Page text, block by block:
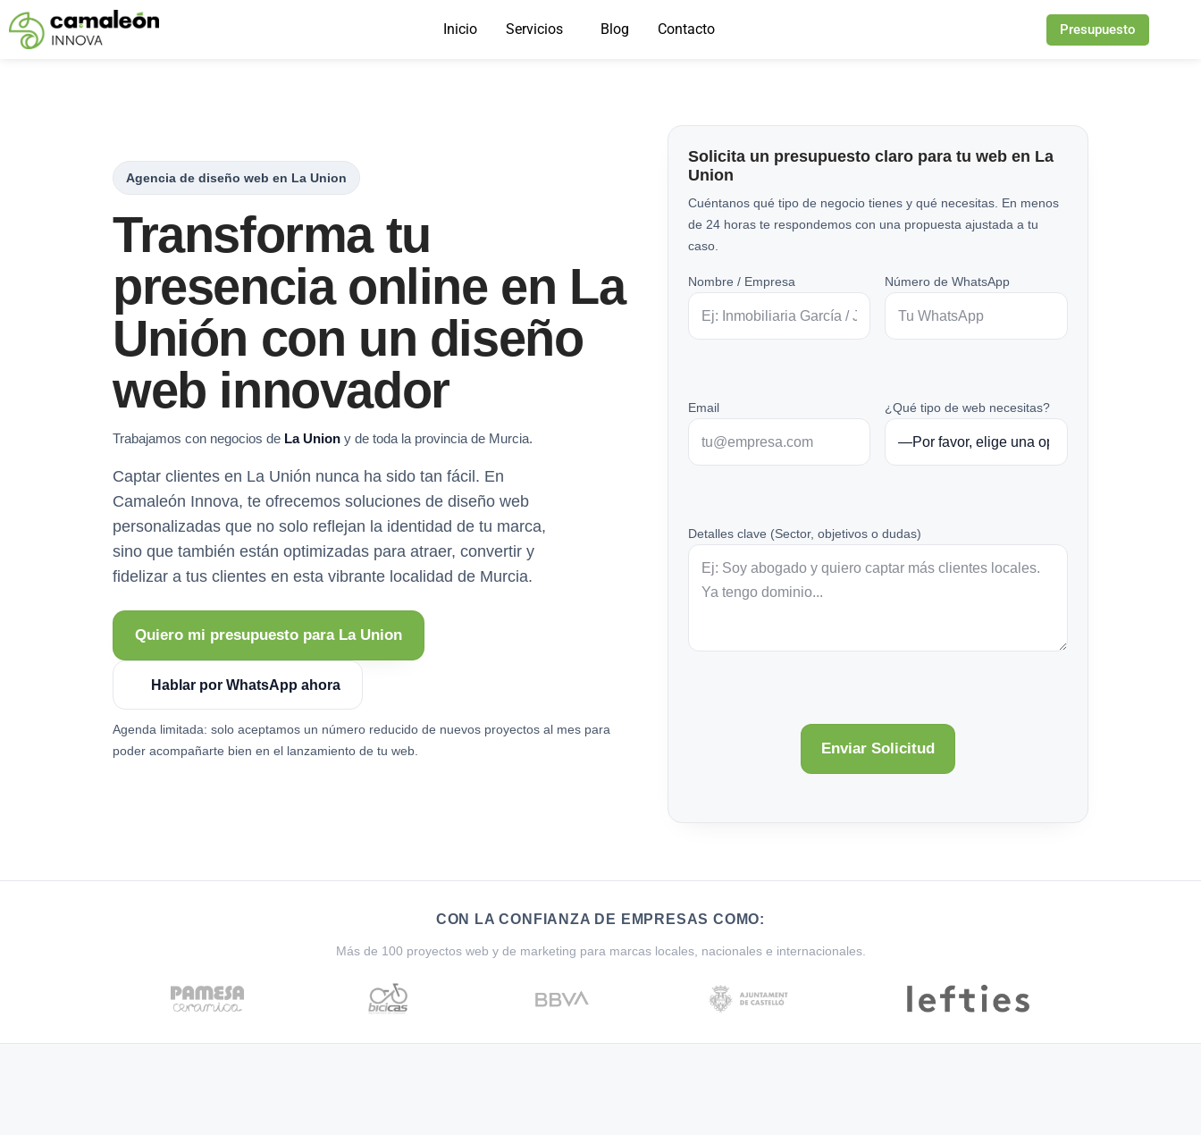
Saltar
Inicio Servicios Blog Contacto Presupuesto
Agencia de diseño web en La Union
Transforma tu
presencia online en La
Unión con un diseño
web innovador
Trabajamos con negocios de La Union y de toda la provincia de Murcia.
Captar clientes en La Unión nunca ha sido tan fácil. En
Camaleón Innova, te ofrecemos soluciones de diseño web
personalizadas que no solo reflejan la identidad de tu marca,
sino que también están optimizadas para atraer, convertir y
fidelizar a tus clientes en esta vibrante localidad de Murcia.
Quiero mi presupuesto para La Union
Hablar por WhatsApp ahora
Agenda limitada: solo aceptamos un número reducido de nuevos proyectos al mes para
poder acompañarte bien en el lanzamiento de tu web.
Solicita un presupuesto claro para tu web en La
Union
Cuéntanos qué tipo de negocio tienes y qué necesitas. En menos
de 24 horas te respondemos con una propuesta ajustada a tu
caso.
Nombre / Empresa Número de WhatsApp
Email ¿Qué tipo de web necesitas?
Detalles clave (Sector, objetivos o dudas)
CON LA CONFIANZA DE EMPRESAS COMO:
Más de 100 proyectos web y de marketing para marcas locales, nacionales e internacionales.